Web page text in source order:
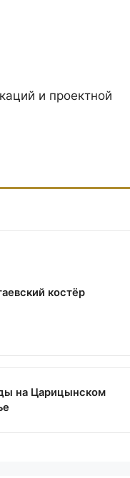
и проектной
костёр
на Царицынском